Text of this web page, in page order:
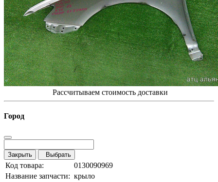
Рассчитываем стоимость доставки
Город
Закрыть Выбрать
Код товара:
0130090969
Название запчасти: крыло